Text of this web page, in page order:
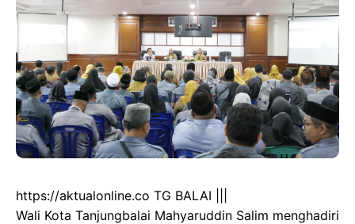
https://aktualonline.co TG BALAI |||
Wali Kota Tanjungbalai Mahyaruddin Salim menghadiri